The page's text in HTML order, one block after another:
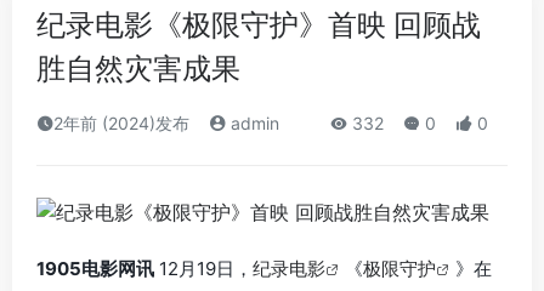
纪录电影《极限守护》首映 回顾战
胜自然灾害成果
2年前 (2024)发布 admin 332 0 0
1905电影网讯 12月19日， 纪录电影 《极限守护
》在